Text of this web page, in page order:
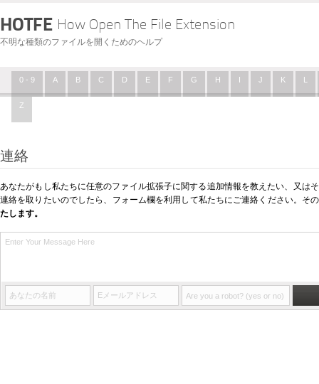
HOTFE How Open The File Extension
不明な種類のファイルを開くためのヘルプ
0 - 9 A B C D E F G H I J K L
Z
連絡
あなたがもし私たちに任意のファイル拡張子に関する追加情報を教えたい、又は
連絡を取りたいのでしたら、フォーム欄を利用して私たちにご連絡ください。そ
たします。